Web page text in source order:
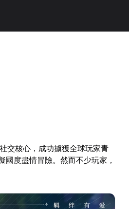
交核心，成功擄獲全球玩家青
度盡情冒險。然而不少玩家，